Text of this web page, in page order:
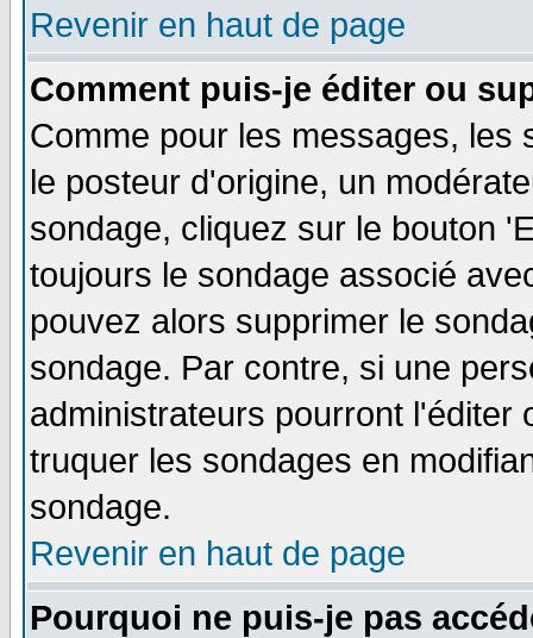
Revenir en haut de page
Comment puis-je éditer ou
Comme pour les messages, les
le posteur d'origine, un
sondage, cliquez sur le bouton
toujours le sondage associé
pouvez alors supprimer le
sondage. Par contre, si une
administrateurs pourront l'éditer
truquer les sondages en
sondage.
Revenir en haut de page
Pourquoi ne puis-je pas